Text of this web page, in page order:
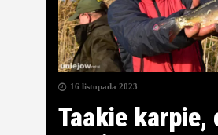
16 listopada 2023
Taakie